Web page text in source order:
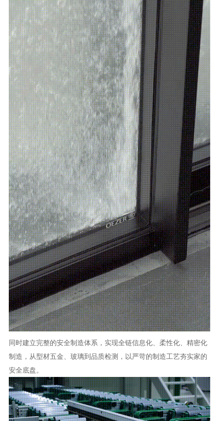
同时建立完整的安全制造体系，实现全链信息化、柔性化、精密化
制造，从型材五金、玻璃到品质检测，以严苛的制造工艺夯实家的
安全底盘。